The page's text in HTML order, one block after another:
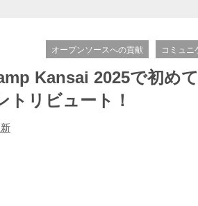
オープンソースへの貢献 コミュニ
Kansai 2025で初め
トリビュート！